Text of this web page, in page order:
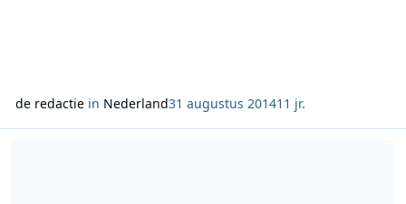
de redactiein Nederland31 augustus 201411 jr.